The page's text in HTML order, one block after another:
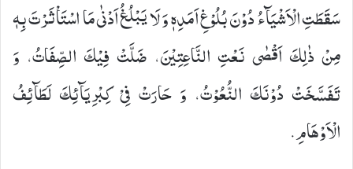
سَقَطَتِ الْاَشْیَآءُ دُوْنَ بُلُوْغِ اَمَدِهٖ وَ لَا یَبْلُغُ اَدْنٰى مَا اسْتَاْثَرْتَ بِهٖ
مِنْ ذٰلِكَ اَقْصٰى نَعْتِ النَّاعِتِیْنَ، ضَلَّتْ فِیْكَ الصِّفَاتُ، وَ
تَفَسَّخَتْ دُوْنَكَ النُّعُوْتُ، وَ حَارَتْ فِیْ كِبْرِیَآئِكَ لَطَآئِفُ
الْاَوْهَامِ.